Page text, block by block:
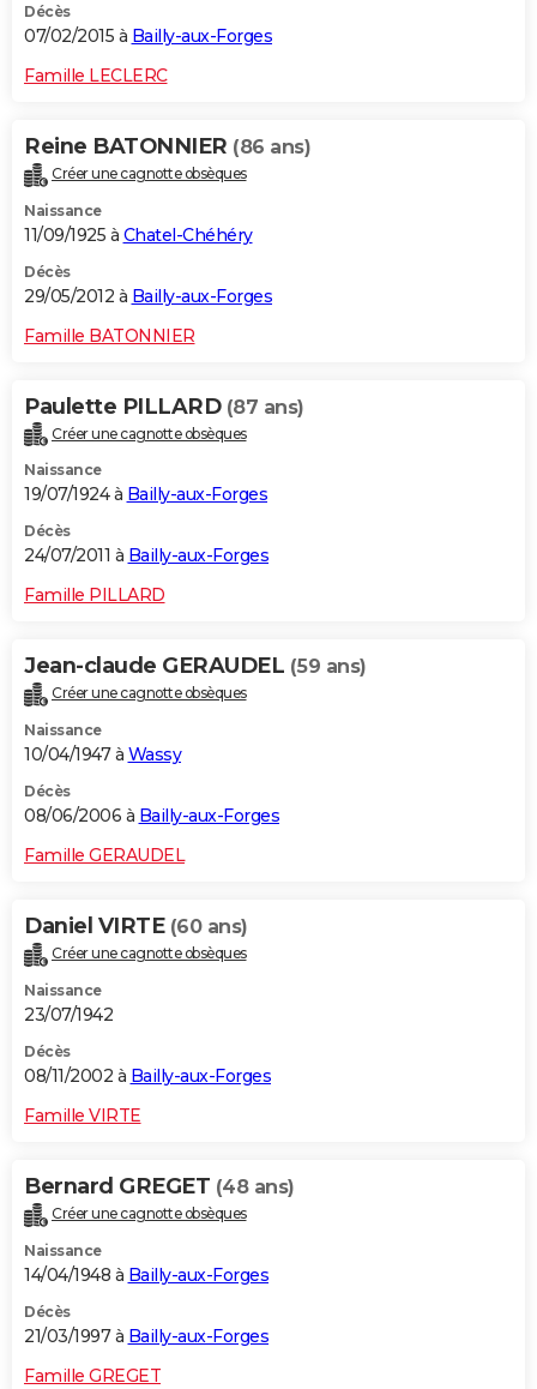
Décès
07/02/2015 à Bailly-aux-Forges
Famille LECLERC
Reine BATONNIER (86 ans)
Créer une cagnotte obsèques
Naissance
11/09/1925 à Chatel-Chéhéry
Décès
29/05/2012 à Bailly-aux-Forges
Famille BATONNIER
Paulette PILLARD (87 ans)
Créer une cagnotte obsèques
Naissance
19/07/1924 à Bailly-aux-Forges
Décès
24/07/2011 à Bailly-aux-Forges
Famille PILLARD
Jean-claude GERAUDEL (59 ans)
Créer une cagnotte obsèques
Naissance
10/04/1947 à Wassy
Décès
08/06/2006 à Bailly-aux-Forges
Famille GERAUDEL
Daniel VIRTE (60 ans)
Créer une cagnotte obsèques
Naissance
23/07/1942
Décès
08/11/2002 à Bailly-aux-Forges
Famille VIRTE
Bernard GREGET (48 ans)
Créer une cagnotte obsèques
Naissance
14/04/1948 à Bailly-aux-Forges
Décès
21/03/1997 à Bailly-aux-Forges
Famille GREGET